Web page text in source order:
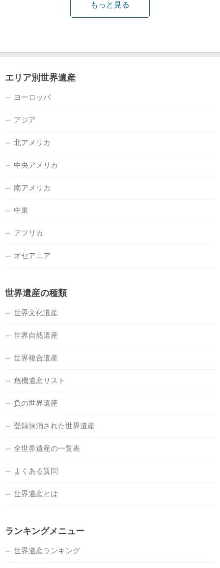
もっと見る
エリア別世界遺産
ヨーロッパ
アジア
北アメリカ
中央アメリカ
南アメリカ
中東
アフリカ
オセアニア
世界遺産の種類
世界文化遺産
世界自然遺産
世界複合遺産
危機遺産リスト
負の世界遺産
登録抹消された世界遺産
全世界遺産の一覧表
よくある質問
世界遺産とは
ランキングメニュー
世界遺産ランキング